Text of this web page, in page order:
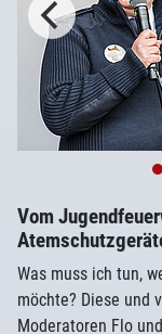
Vom
Was muss ich tun,
möchte? Diese und
Moderatoren Flo